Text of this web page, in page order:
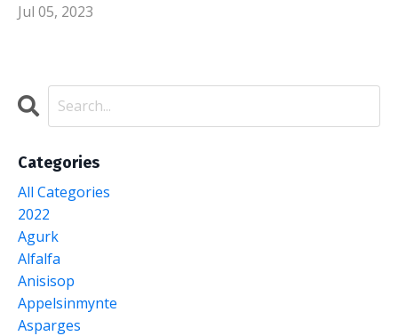
Jul 05, 2023
Categories
All Categories
2022
Agurk
Alfalfa
Anisisop
Appelsinmynte
Asparges